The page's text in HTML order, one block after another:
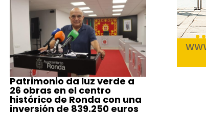
Patrimonio da luz verde a
26 obras en el centro
histórico de Ronda con una
inversión de 839.250 euros